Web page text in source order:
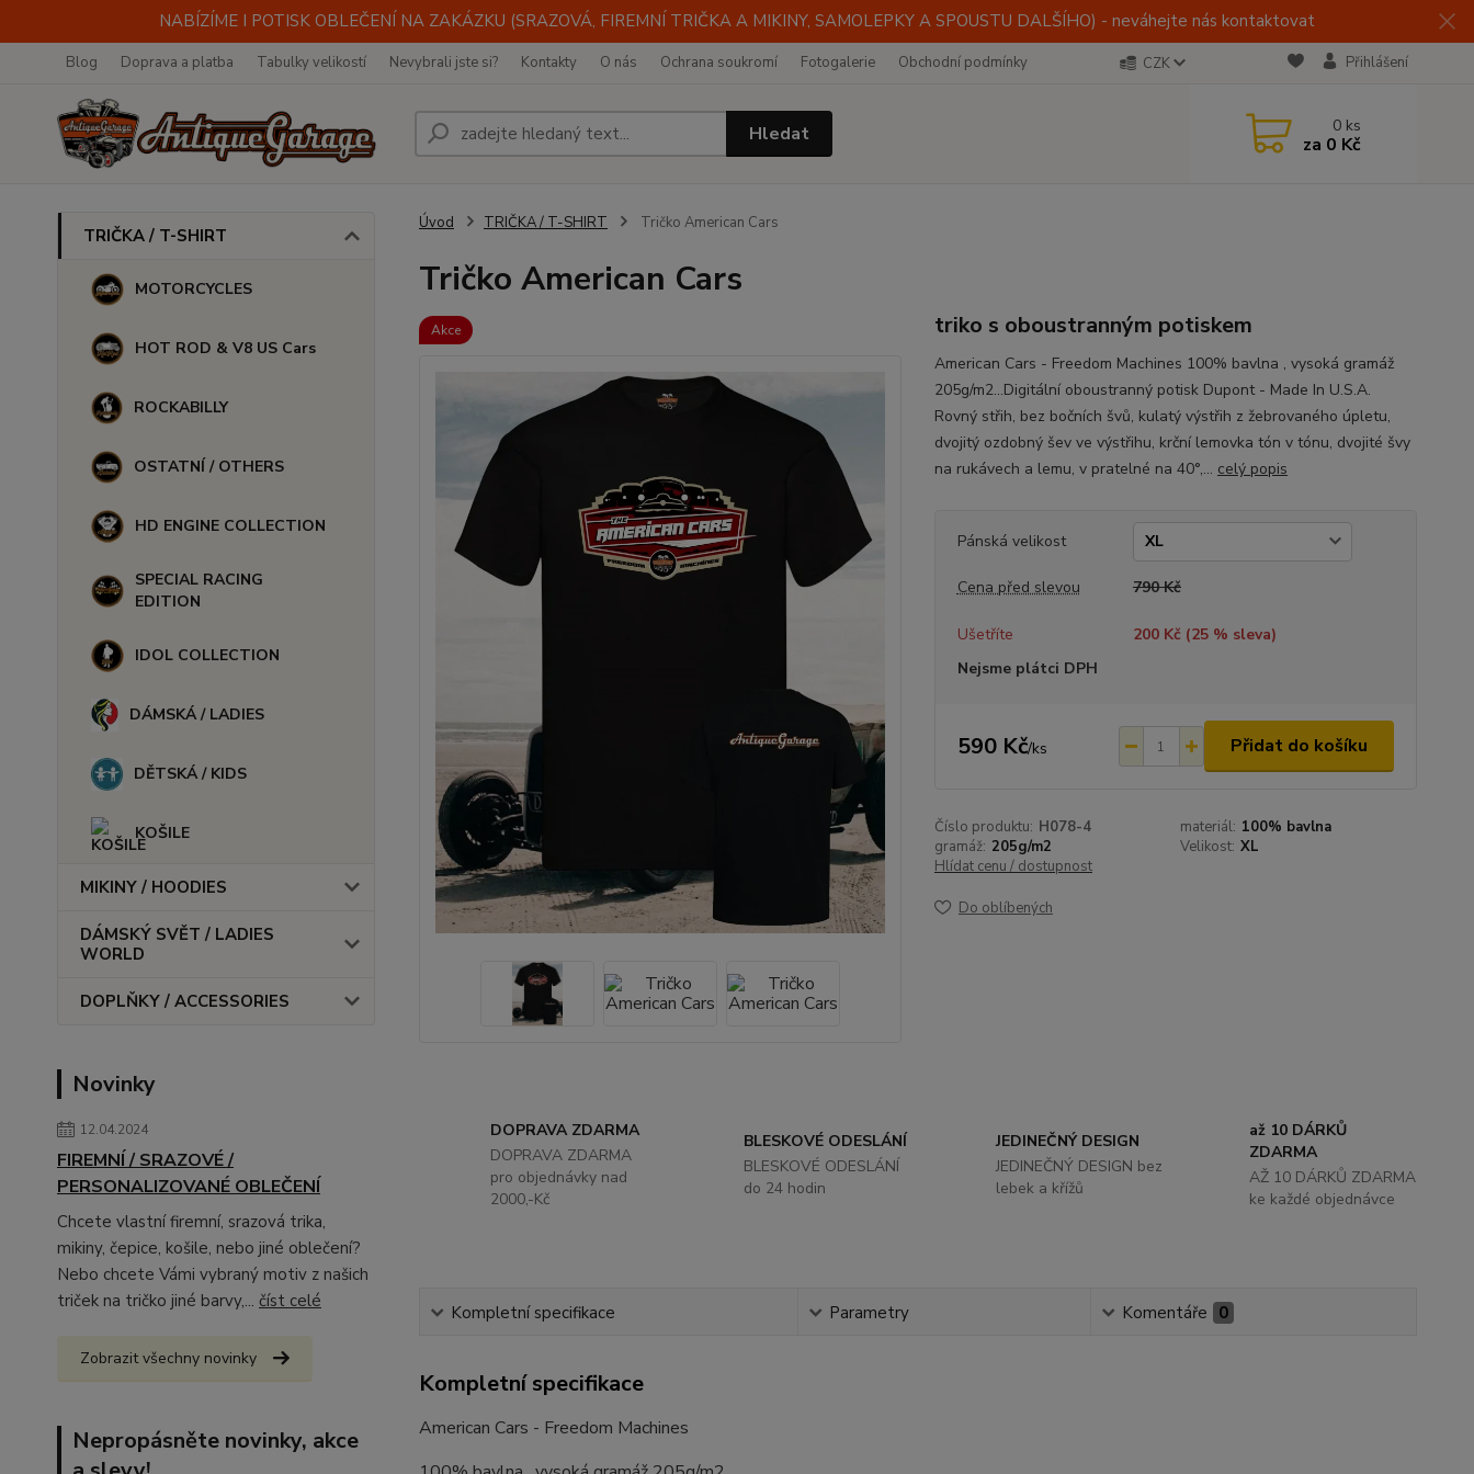
NABÍZÍME I POTISK OBLEČENÍ NA ZAKÁZKU (SRAZOVÁ, FIREMNÍ TRIČKA A MIKINY, SAMOLEPKY A SPOUSTU DALŠÍHO) - neváhejte nás kontaktovat
Blog Doprava a platba Tabulky velikostí Nevybrali jste si? Kontakty O nás Ochrana soukromí Fotogalerie Obchodní podmínky CZK Přihlášení
Hledat 0 ks
za 0 Kč
TRIČKA / T-SHIRT
MOTORCYCLES
HOT ROD & V8 US Cars
ROCKABILLY
OSTATNÍ / OTHERS
HD ENGINE COLLECTION
SPECIAL RACING
EDITION
IDOL COLLECTION
DÁMSKÁ / LADIES
DĚTSKÁ / KIDS
KOŠILE
MIKINY / HOODIES
DÁMSKÝ SVĚT / LADIES
WORLD
DOPLŇKY / ACCESSORIES
Novinky
12.04.2024
FIREMNÍ / SRAZOVÉ /
PERSONALIZOVANÉ OBLEČENÍ
Chcete vlastní firemní, srazová trika,
mikiny, čepice, košile, nebo jiné oblečení?
Nebo chcete Vámi vybraný motiv z našich
triček na tričko jiné barvy,... číst celé
Zobrazit všechny novinky
Nepropásněte novinky, akce
Úvod TRIČKA / T-SHIRT Tričko American Cars
Tričko American Cars
Akce triko s oboustranným potiskem
American Cars - Freedom Machines 100% bavlna , vysoká gramáž
205g/m2...Digitální oboustranný potisk Dupont - Made In U.S.A.
Rovný střih, bez bočních švů, kulatý výstřih z žebrovaného úpletu,
dvojitý ozdobný šev ve výstřihu, krční lemovka tón v tónu, dvojité švy
na rukávech a lemu, v pratelné na 40°,... celý popis
Pánská velikost
Cena před slevou 790 Kč
Ušetříte 200 Kč (25% sleva)
Nejsme plátci DPH
590 Kč/ks Přidat do košíku
Číslo produktu: H078-4 materiál: 100% bavlna
gramáž: 205g/m2 Velikost: XL
Hlídat cenu / dostupnost
Do oblíbených
DOPRAVA ZDARMA
DOPRAVA ZDARMA
pro objednávky nad
2000,-Kč
BLESKOVÉ ODESLÁNÍ
BLESKOVÉ ODESLÁNÍ
do 24 hodin
JEDINEČNÝ DESIGN
JEDINEČNÝ DESIGN bez
lebek a křížů
až 10 DÁRKŮ
ZDARMA
AŽ 10 DÁRKŮ ZDARMA
ke každé objednávce
Kompletní specifikace Parametry Komentáře 0
Kompletní specifikace
American Cars - Freedom Machines